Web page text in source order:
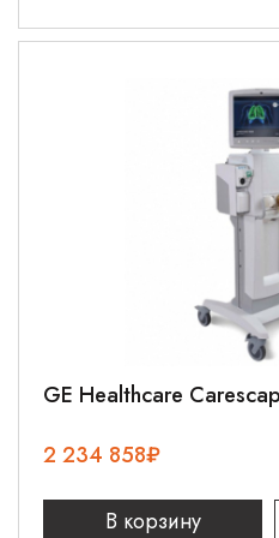
GE Healthcare
2 234 858₽
В корзину